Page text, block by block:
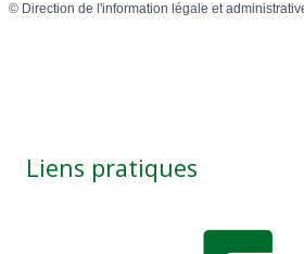
© Direction de l'information légale et
Liens pratiques